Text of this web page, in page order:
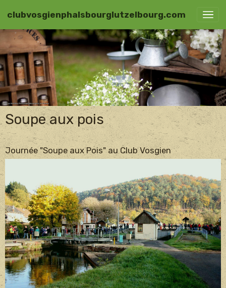
clubvosgienphalsbourglutzelbourg.com
Soupe aux pois
Journée "Soupe aux Pois" au Club Vosgien